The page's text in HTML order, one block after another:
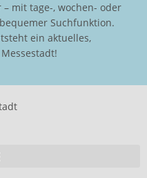
mit tage-, wochen- oder
Suchfunktion.
ein aktuelles,